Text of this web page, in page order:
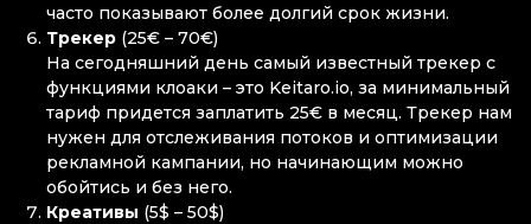
часто показывают более долгий срок жизни.
Трекер (25€ – 70€)
На сегодняшний день самый известный трекер с
функциями клоаки – это Keitaro.io, за минимальный
тариф придется заплатить 25€ в месяц. Трекер нам
нужен для отслеживания потоков и оптимизации
рекламной кампании, но начинающим можно
обойтись и без него.
Креативы (5$ – 50$)